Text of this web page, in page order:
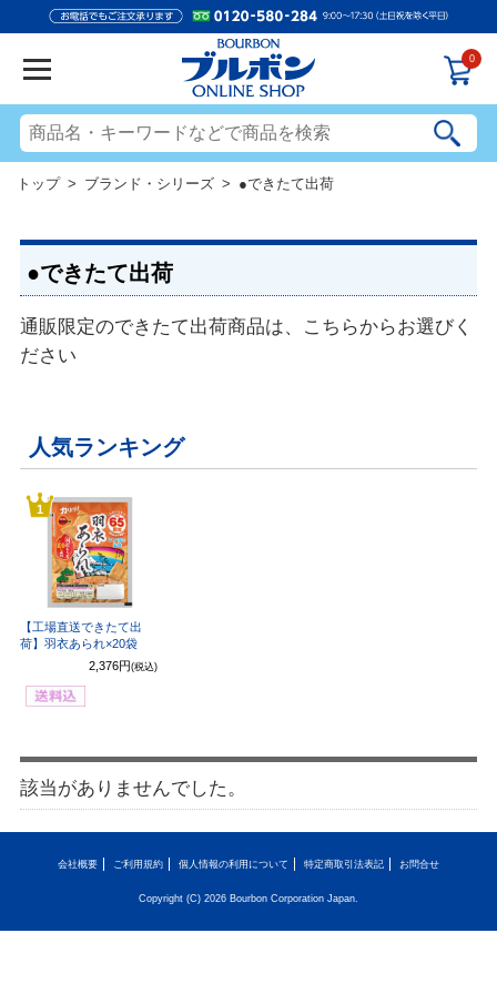
0
トップ> ブランド・シリーズ > ●できたて出荷
●できたて出荷
通販限定のできたて出荷商品は、こちらからお選びく
ださい
人気ランキング
1
【工場直送できたて出
荷】羽衣あられ×20袋
2,376円 (税込)
該当がありませんでした。
会社概要 ご利用規約 個人情報の利用について 特定商取引法表記 お問合せ
Copyright (C) 2026 Bourbon Corporation Japan.